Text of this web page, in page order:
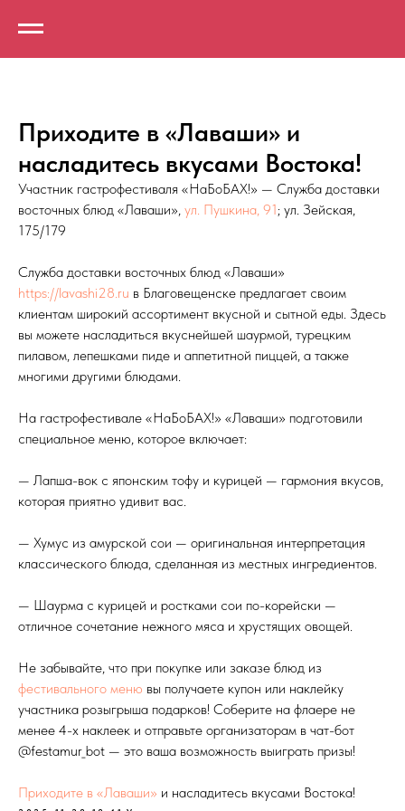
Приходите в «Лаваши» и
насладитесь вкусами Востока!
Участник гастрофестиваля «НаБоБАХ!» — Служба доставки
восточных блюд «Лаваши», ул. Пушкина, 91; ул. Зейская,
175/179
Служба доставки восточных блюд «Лаваши»
https://lavashi28.ru в Благовещенске предлагает своим
клиентам широкий ассортимент вкусной и сытной еды. Здесь
вы можете насладиться вкуснейшей шаурмой, турецким
пилавом, лепешками пиде и аппетитной пиццей, а также
многими другими блюдами.
На гастрофестивале «НаБоБАХ!» «Лаваши» подготовили
специальное меню, которое включает:
— Лапша-вок с японским тофу и курицей — гармония вкусов,
которая приятно удивит вас.
— Хумус из амурской сои — оригинальная интерпретация
классического блюда, сделанная из местных ингредиентов.
— Шаурма с курицей и ростками сои по-корейски —
отличное сочетание нежного мяса и хрустящих овощей.
Не забывайте, что при покупке или заказе блюд из
фестивального меню вы получаете купон или наклейку
участника розыгрыша подарков! Соберите на флаере не
менее 4-х наклеек и отправьте организаторам в чат-бот
@festamur_bot — это ваша возможность выиграть призы!
Приходите в «Лаваши» и насладитесь вкусами Востока!